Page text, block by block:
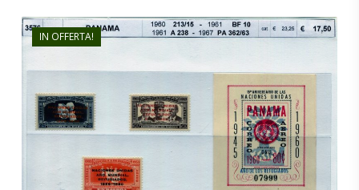
IN OFFERTA!
€17,50
€13,00